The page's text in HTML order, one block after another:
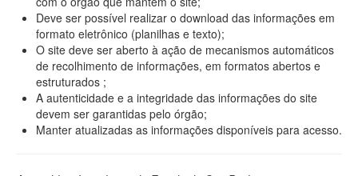
Deve ser possível realizar o download das informações em
formato eletrônico (planilhas e texto);
O site deve ser aberto à ação de mecanismos automáticos
de recolhimento de informações, em formatos abertos e
estruturados ;
A autenticidade e a integridade das informações do site
devem ser garantidas pelo órgão;
Manter atualizadas as informações disponíveis para acesso.